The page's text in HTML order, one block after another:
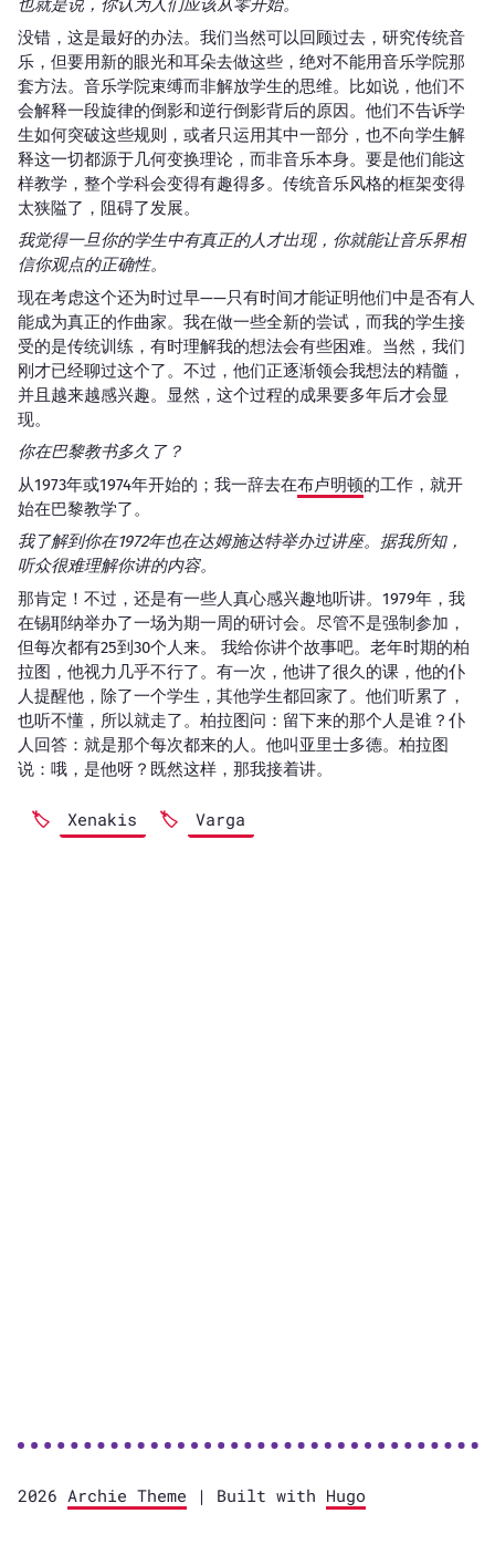
也就是说，你认为人们应该从零开始。
没错，这是最好的办法。我们当然可以回顾过去，研究传统音
乐，但要用新的眼光和耳朵去做这些，绝对不能用音乐学院那
套方法。音乐学院束缚而非解放学生的思维。比如说，他们不
会解释一段旋律的倒影和逆行倒影背后的原因。他们不告诉学
生如何突破这些规则，或者只运用其中一部分，也不向学生解
释这一切都源于几何变换理论，而非音乐本身。要是他们能这
样教学，整个学科会变得有趣得多。传统音乐风格的框架变得
太狭隘了，阻碍了发展。
我觉得一旦你的学生中有真正的人才出现，你就能让音乐界相
信你观点的正确性。
现在考虑这个还为时过早——只有时间才能证明他们中是否有人
能成为真正的作曲家。我在做一些全新的尝试，而我的学生接
受的是传统训练，有时理解我的想法会有些困难。当然，我们
刚才已经聊过这个了。不过，他们正逐渐领会我想法的精髓，
并且越来越感兴趣。显然，这个过程的成果要多年后才会显
现。
你在巴黎教书多久了？
从1973年或1974年开始的；我一辞去在布卢明顿的工作，就开
始在巴黎教学了。
我了解到你在1972年也在达姆施达特举办过讲座。据我所知，
听众很难理解你讲的内容。
那肯定！不过，还是有一些人真心感兴趣地听讲。1979年，我
在锡耶纳举办了一场为期一周的研讨会。尽管不是强制参加，
但每次都有25到30个人来。 我给你讲个故事吧。老年时期的柏
拉图，他视力几乎不行了。有一次，他讲了很久的课，他的仆
人提醒他，除了一个学生，其他学生都回家了。他们听累了，
也听不懂，所以就走了。柏拉图问：留下来的那个人是谁？仆
人回答：就是那个每次都来的人。他叫亚里士多德。柏拉图
说：哦，是他呀？既然这样，那我接着讲。
Xenakis Varga
2026 Archie Theme | Built with Hugo